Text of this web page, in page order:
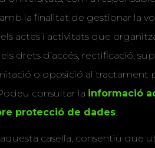
la finalitat de gestionar la
actes i activitats que organitza
drets d’accés, rectificació,
o oposició al tractament
consultar la informació
protecció de dades.
casella, consentiu que